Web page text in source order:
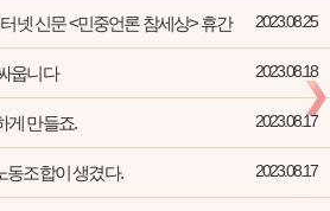
넷 신문 <민중언론 참세상> 휴간 2023.08.25
웁니다 2023.08.18
게 만들죠. 2023.08.17
동조합이 생겼다. 2023.08.17